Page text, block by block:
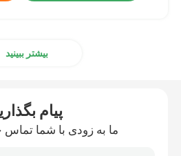
لوله کامپوزیت انعطاف پذیر
لوله گاز کامپوزیت
بیشتر ببینید
پیام
ما به زودی با شما